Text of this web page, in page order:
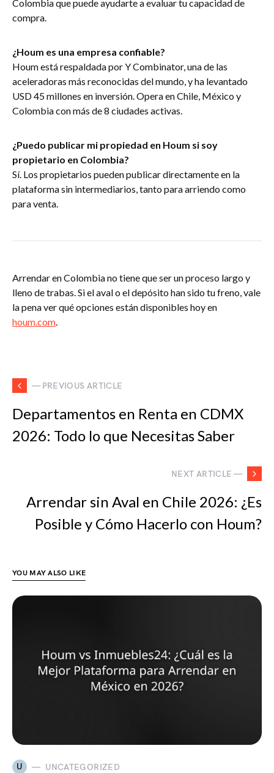
Colombia que puede ayudarte a evaluar tu capacidad de
compra.
¿Houm es una empresa confiable?
Houm está respaldada por Y Combinator, una de las
aceleradoras más reconocidas del mundo, y ha levantado
USD 45 millones en inversión. Opera en Chile, México y
Colombia con más de 8 ciudades activas.
¿Puedo publicar mi propiedad en Houm si soy
propietario en Colombia?
Sí. Los propietarios pueden publicar directamente en la
plataforma sin intermediarios, tanto para arriendo como
para venta.
Arrendar en Colombia no tiene que ser un proceso largo y
lleno de trabas. Si el aval o el depósito han sido tu freno, vale
la pena ver qué opciones están disponibles hoy en
houm.com.
— PREVIOUS ARTICLE
Departamentos en Renta en CDMX
2026: Todo lo que Necesitas Saber
NEXT ARTICLE —
Arrendar sin Aval en Chile 2026: ¿Es
Posible y Cómo Hacerlo con Houm?
YOU MAY ALSO LIKE
U UNCATEGORIZED